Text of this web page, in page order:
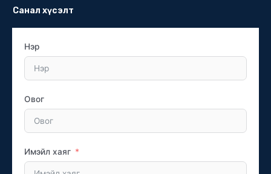
Санал хүсэлт
Нэр
Овог
Имэйл хаяг